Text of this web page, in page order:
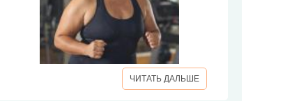
ЧИТАТЬ ДАЛЬШЕ